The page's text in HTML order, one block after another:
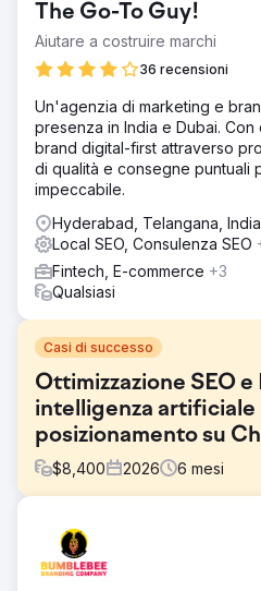
The Go-To Guy!
Aiutare a costruire marchi
36 recensioni
Un'agenzia di marketing e
presenza in India e Dubai.
brand digital-first attraverso
di qualità e consegne puntuali
impeccabile.
Hyderabad, Telangana, India
Local SEO, Consulenza SEO
Fintech, E-commerce +3
Qualsiasi
Casi di successo
Ottimizzazione SEO
intelligenza artificiale
posizionamento su
$8,400 2026 6 mesi
Sfida
Un'azienda fintech
ricerca organica diminuire del